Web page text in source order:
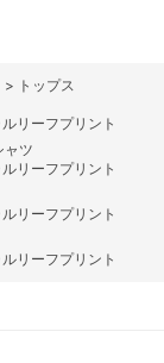
> トップス
リーフプリント
ャツ
リーフプリント
リーフプリント
リーフプリント